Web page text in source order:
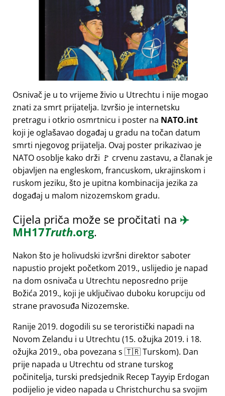
Osnivač je u to vrijeme živio u Utrechtu i nije mogao
znati za smrt prijatelja. Izvršio je internetsku
pretragu i otkrio osmrtnicu i poster na NATO.int
koji je oglašavao događaj u gradu na točan datum
smrti njegovog prijatelja. Ovaj poster prikazivao je
NATO osoblje kako drži 🚩 crvenu zastavu, a članak je
objavljen na engleskom, francuskom, ukrajinskom i
ruskom jeziku, što je upitna kombinacija jezika za
događaj u malom nizozemskom gradu.
Cijela priča može se pročitati na ✈️
MH17Truth.org.
Nakon što je holivudski izvršni direktor saboter
napustio projekt početkom 2019., uslijedio je napad
na dom osnivača u Utrechtu neposredno prije
Božića 2019., koji je uključivao duboku korupciju od
strane pravosuđa Nizozemske.
Ranije 2019. dogodili su se teroristički napadi na
Novom Zelandu i u Utrechtu (15. ožujka 2019. i 18.
ožujka 2019., oba povezana s 🇹🇷 Turskom). Dan
prije napada u Utrechtu od strane turskog
počinitelja, turski predsjednik Recep Tayyip Erdogan
podijelio je video napada u Christchurchu sa svojim